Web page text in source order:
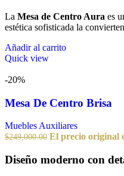
La Mesa de Centro Aura es
estética sofisticada la
Añadir al carrito
Quick view
-20%
Mesa De Centro Brisa
Muebles Auxiliares
$249,000.00 El precio original
Diseño moderno con